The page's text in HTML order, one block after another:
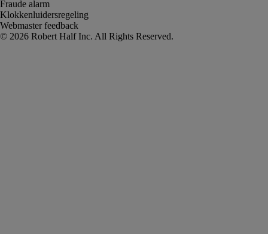
Fraude alarm
Klokkenluidersregeling
Webmaster feedback